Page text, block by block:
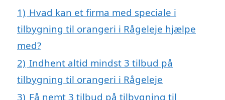
1) Hvad kan et firma med speciale i
tilbygning til orangeri i Rågeleje hjælpe
med?
2) Indhent altid mindst 3 tilbud på
tilbygning til orangeri i Rågeleje
3) Få nemt 3 tilbud på tilbygning til